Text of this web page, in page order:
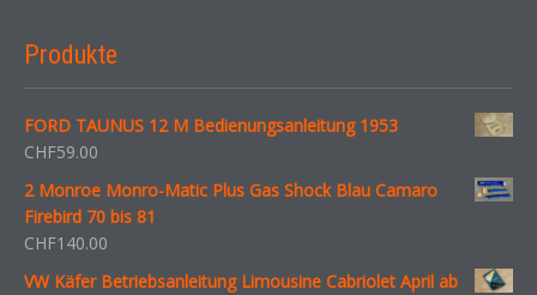
Produkte
FORD TAUNUS 12 M Bedienungsanleitung 1953
CHF59.00
2 Monroe Monro-Matic Plus Gas Shock Blau Camaro
Firebird 70 bis 81
CHF140.00
VW Käfer Betriebsanleitung Limousine Cabriolet April ab